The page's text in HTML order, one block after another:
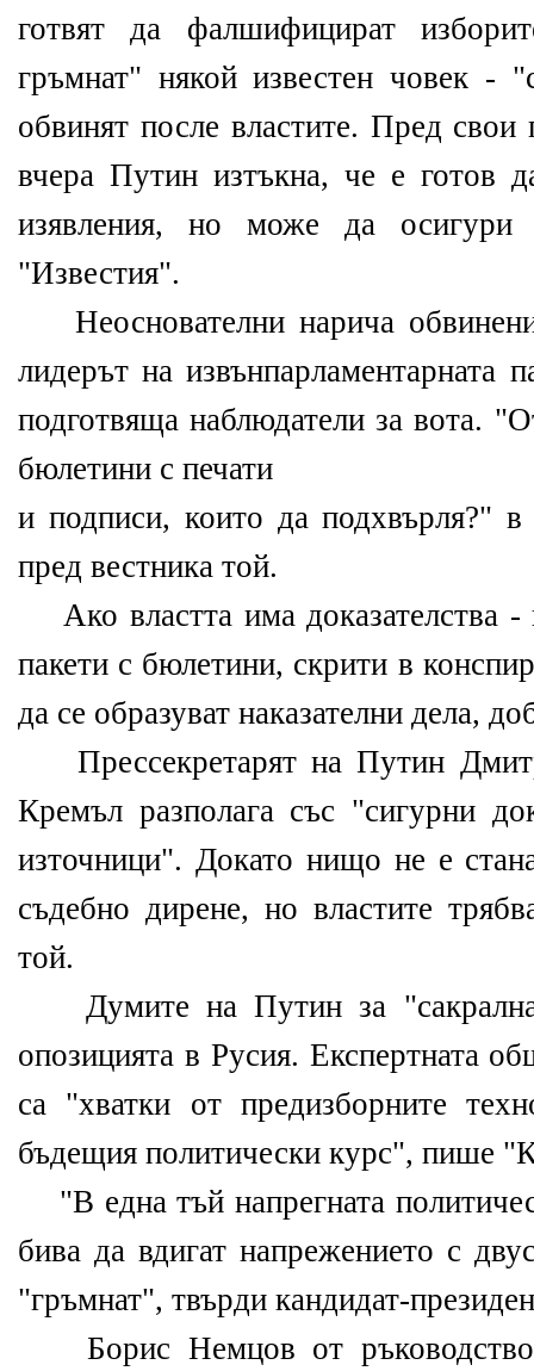
готвят да фалшифицират
гръмнат" някой известен човек -
обвинят после властите. Пред
вчера Путин изтъкна, че е готов
изявления, но може да осигури
"Известия".
Неоснователни нарича
лидерът на извънпарламентарната
подготвяща наблюдатели за вота.
бюлетини с печати
и подписи, които да подхвърля?" в
пред вестника той.
Ако властта има доказателства -
пакети с бюлетини, скрити в
да се образуват наказателни дела,
Прессекретарят на Путин
Кремъл разполага със "сигурни
източници". Докато нищо не е
съдебно дирене, но властите
той.
Думите на Путин за "сакрална
опозицията в Русия. Експертната
са "хватки от предизборните
бъдещия политически курс", пише
"В една тъй напрегната
бива да вдигат напрежението с
"гръмнат", твърди кандидат-
Борис Немцов от